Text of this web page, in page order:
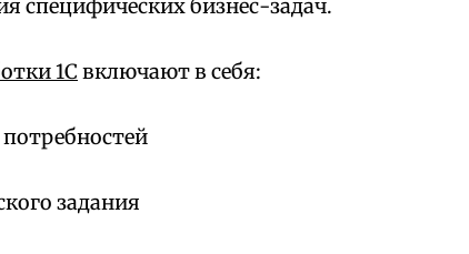
специфических бизнес-задач.
1С включают в себя:
задания